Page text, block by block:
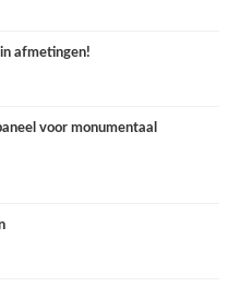
afmetingen!
voor monumentaal